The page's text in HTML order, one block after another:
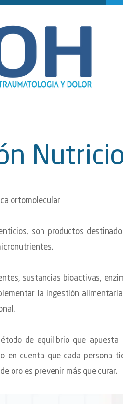
ortomolecular
son productos
sustancias bioactivas,
la ingestión
de equilibrio que apuesta
en cuenta que cada persona
oro es prevenir más que curar.